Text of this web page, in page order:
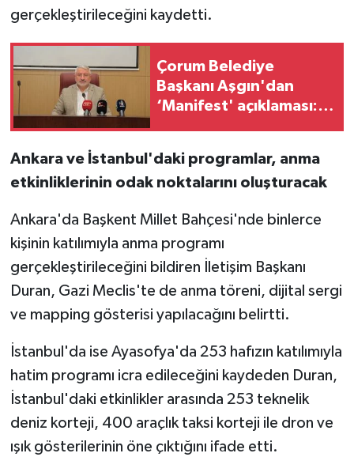
gerçekleştirileceğini kaydetti.
Çorum Belediye
Başkanı Aşgın'dan
‘Manifest' açıklaması:
Ankara ve İstanbul'daki programlar, anma
etkinliklerinin odak noktalarını oluşturacak
Ankara'da Başkent Millet Bahçesi'nde binlerce
kişinin katılımıyla anma programı
gerçekleştirileceğini bildiren İletişim Başkanı
Duran, Gazi Meclis'te de anma töreni, dijital sergi
ve mapping gösterisi yapılacağını belirtti.
İstanbul'da ise Ayasofya'da 253 hafızın katılımıyla
hatim programı icra edileceğini kaydeden Duran,
İstanbul'daki etkinlikler arasında 253 teknelik
deniz korteji, 400 araçlık taksi korteji ile dron ve
ışık gösterilerinin öne çıktığını ifade etti.